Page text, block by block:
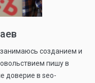
созданием и
пишу в
доверие в seo-